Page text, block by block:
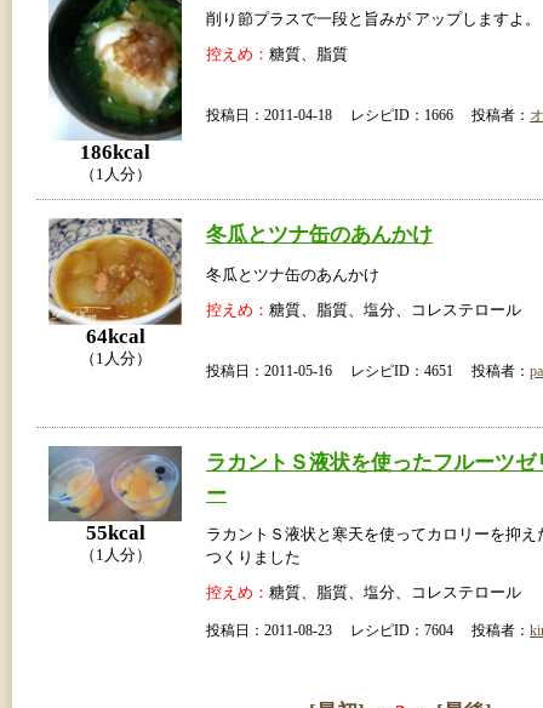
186kcal
（1人分）
削り節プラスで一段と旨みが アップしますよ。
控えめ： 糖質、脂質
投稿日：2011-04-18 レシピID：1666 投稿者：
64kcal
（1人分）
冬瓜とツナ缶のあんかけ
冬瓜とツナ缶のあんかけ
控えめ： 糖質、脂質、塩分、コレステロール
投稿日：2011-05-16 レシピID：4651 投稿者：
55kcal
（1人分）
ラカントＳ液状を使ったフルーツゼ
ー
ラカントＳ液状と寒天を使ってカロリーを抑え
つくりました
控えめ： 糖質、脂質、塩分、コレステロール
投稿日：2011-08-23 レシピID：7604 投稿者：